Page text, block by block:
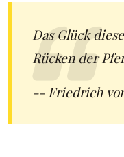
Das Glück
Rücken der
-- Friedrich